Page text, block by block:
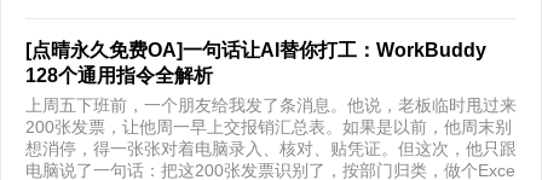
[点晴永久免费OA]一句话让AI替你打工：WorkBuddy
128个通用指令全解析
上周五下班前，一个朋友给我发了条消息。他说，老板临时甩过来
200张发票，让他周一早上交报销汇总表。如果是以前，他周末别
想消停，得一张张对着电脑录入、核对、贴凭证。但这次，他只跟
电脑说了一句话：把这200张发票识别了，按部门归类，做个Exce